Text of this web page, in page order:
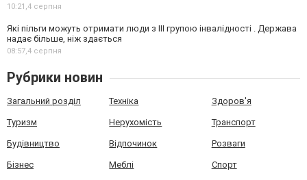
10:21,4 серпня
Які пільги можуть отримати люди з III групою інвалідності . Держава
надає більше, ніж здається
08:57,4 серпня
Рубрики новин
Загальний розділ Техніка Здоров'я
Туризм Нерухомість Транспорт
Будівництво Відпочинок Розваги
Бізнес Меблі Спорт